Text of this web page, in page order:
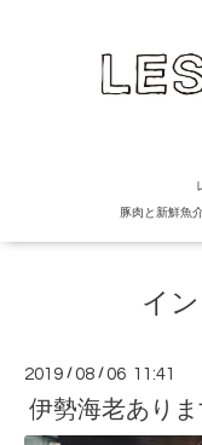
豚肉と新鮮魚
イ
2019 /08 /06 11:41
伊勢海老ありま